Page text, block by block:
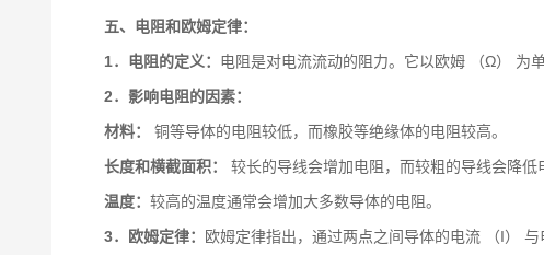
五、电阻和欧姆定律：
1．电阻的定义： 电阻是对电流流动的阻力。它以欧姆 （Ω） 为
2．影响电阻的因素：
材料： 铜等导体的电阻较低，而橡胶等绝缘体的电阻较高。
长度和横截面积： 较长的导线会增加电阻，而较粗的导线会降低
温度： 较高的温度通常会增加大多数导体的电阻。
3．欧姆定律：
欧姆定律指出，通过两点之间导体的电流 （I）